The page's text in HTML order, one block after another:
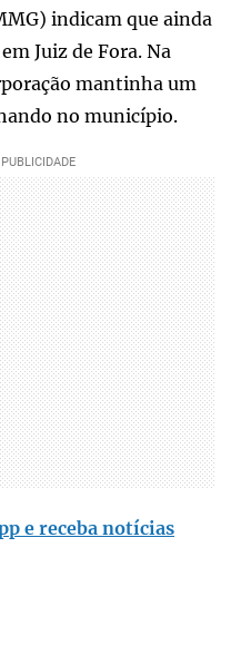
indicam que ainda
Juiz de Fora. Na
mantinha um
no município.
e receba notícias